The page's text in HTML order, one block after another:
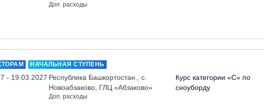
Доп. расходы
НАЧАЛЬНАЯ СТУПЕНЬ
- 19.03.2027 Республика Башкортостан., с.
Новоабзаково, ГЛЦ «Абзаково»
Доп. расходы
Курс категории «С» по
сноуборду